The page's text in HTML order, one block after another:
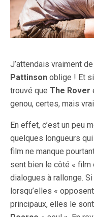
J’attendais vraiment
Pattinson oblige ! Et si
trouvé que The Rover
genou, certes, mais
En effet, c’est un peu
quelques longueurs
film ne manque
sent bien le côté « film
dialogues à rallonge.
lorsqu’elles «
principaux, elles le